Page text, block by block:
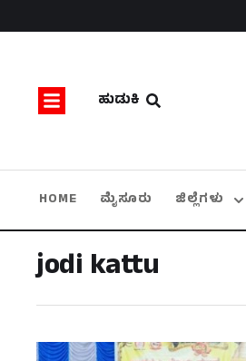
ಹುಡುಕಿ
HOME ಮೈಸೂರು ಜಿಲ್ಲೆಗಳು
jodi kattu